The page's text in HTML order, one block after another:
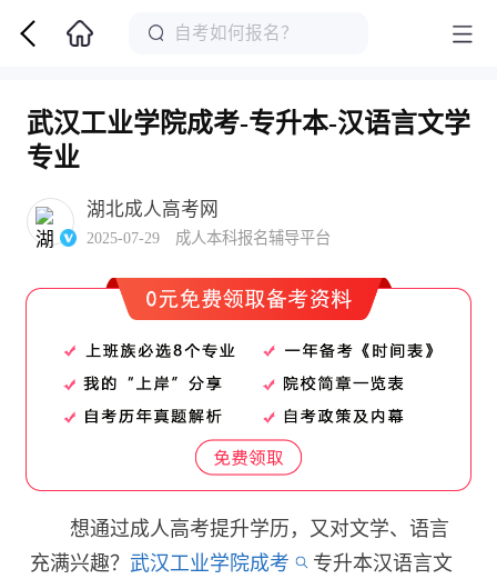
武汉工业学院成考-专升本-汉语言文学
专业
湖北成人高考网
2025-07-29 成人本科报名辅导平台
想通过成人高考提升学历，又对文学、语言
充满兴趣？ 武汉工业学院成考
专升本汉语言文